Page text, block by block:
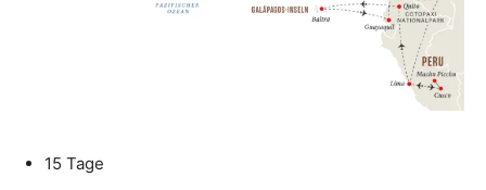
15 Tage